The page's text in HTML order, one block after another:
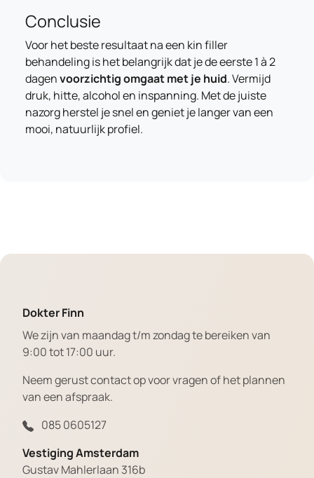
Conclusie
Voor het beste resultaat na een kin filler
behandeling is het belangrijk dat je de eerste 1 à 2
dagenvoorzichtig omgaat met je huid. Vermijd
druk, hitte, alcohol en inspanning. Met de juiste
nazorg herstel je snel en geniet je langer van een
mooi, natuurlijk profiel.
Dokter Finn
We zijn van maandag t/m zondag te bereiken van
9:00 tot 17:00 uur.
Neem gerust contact op voor vragen of het plannen
van een afspraak.
085 0605127
Vestiging Amsterdam
Gustav Mahlerlaan 316b